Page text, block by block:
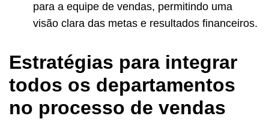
para a equipe de vendas, permitindo uma
visão clara das metas e resultados financeiros.
Estratégias para integrar
todos os departamentos
no processo de vendas